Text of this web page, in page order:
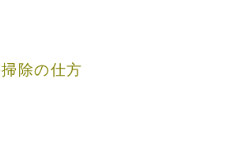
除の仕方